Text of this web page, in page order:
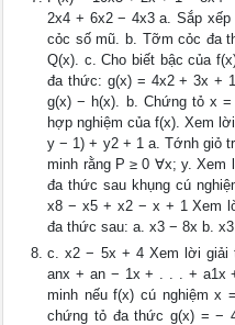
2x4 + 6x2 − 4x3 a. Sắp
cỏc số mũ. b. Tỡm cỏc đa
Q(x). c. Cho biết bậc của
đa thức: g(x) = 4x2 + 3x +
g(x) − h(x). b. Chứng tỏ x
hợp nghiệm của f(x). Xem
y − 1) + y2 + 1 a. Tớnh giỏ
minh rằng P ≥ 0 ∀x; y. Xem
đa thức sau khụng cú
x8 − x5 + x2 − x + 1 Xem
đa thức sau: a. x3 − 8x b.
c. x2 − 5x + 4 Xem lời giải
anx + an − 1x + . . . + a1x
minh nếu f(x) cú nghiệm
chứng tỏ đa thức g(x) = −